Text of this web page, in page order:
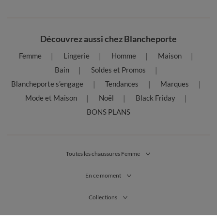
Découvrez aussi chez Blancheporte
Femme Lingerie Homme
Maison
Bain
Soldes et Promos
Blancheporte s’engage
Tendances
Marques
Mode et Maison
Noël
Black Friday
BONS PLANS
Toutes les chaussures Femme
En ce moment
Collections